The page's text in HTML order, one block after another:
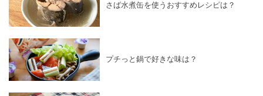
さば水煮缶を使うおすすめレシピは？
プチっと鍋で好きな味は？